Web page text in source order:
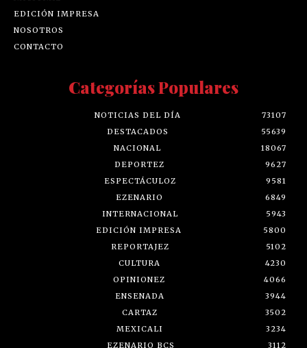
EDICIÓN IMPRESA
NOSOTROS
CONTACTO
Categorías Populares
NOTICIAS DEL DÍA
73107
DESTACADOS
55639
NACIONAL
18067
DEPORTEZ
9627
ESPECTÁCULOZ
9581
EZENARIO
6849
INTERNACIONAL
5943
EDICIÓN IMPRESA
5800
REPORTAJEZ
5102
CULTURA
4230
OPINIONEZ
4066
ENSENADA
3944
CARTAZ
3502
MEXICALI
3234
EZENARIO BCS
3112